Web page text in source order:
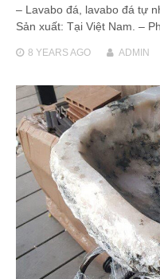
– Lavabo đá, lavabo đá tự
Sản xuất: Tại Việt Nam. –
8 YEARSAGO ADMIN